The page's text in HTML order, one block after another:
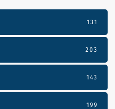
131
203
143
199